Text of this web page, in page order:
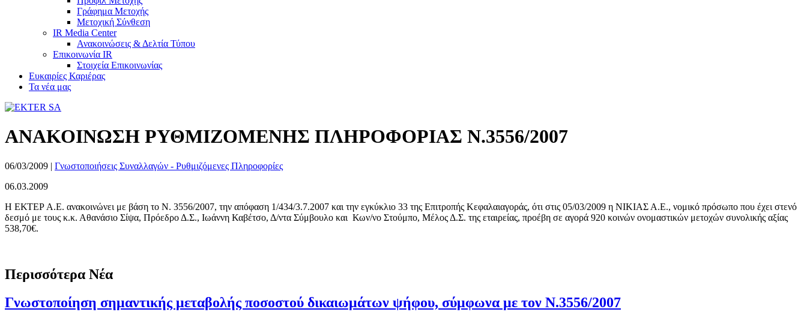
Γράφημα Μετοχής
Μετοχική Σύνθεση
IR Media Center
Ανακοινώσεις & Δελτία Τύπου
Επικοινωνία IR
Στοιχεία Επικοινωνίας
Ευκαιρίες Καριέρας
Τα νέα μας
ΑΝΑΚΟΙΝΩΣΗ ΡΥΘΜΙΖΟΜΕΝΗΣ ΠΛΗΡΟΦΟΡΙΑΣ Ν.3556/2007
06/03/2009 | Γνωστοποιήσεις Συναλλαγών - Ρυθμιζόμενες Πληροφορίες
06.03.2009
Η ΕΚΤΕΡ Α.Ε. ανακοινώνει με βάση το Ν. 3556/2007, την απόφαση 1/434/3.7.2007 και την εγκύκλιο 33 της Επιτροπής Κεφαλαιαγοράς, ότι στις 05/03/2009 η ΝΙΚΙΑΣ Α.Ε., νομικό πρόσωπο που έχει στενό
δεσμό με τους κ.κ. Αθανάσιο Σίψα, Πρόεδρο Δ.Σ., Ιωάννη Καβέτσο, Δ/ντα Σύμβουλο και Κων/νο Στούμπο, Μέλος Δ.Σ. της εταιρείας, προέβη σε αγορά 920 κοινών ονομαστικών μετοχών συνολικής αξίας
538,70€.
Περισσότερα Νέα
Γνωστοποίηση σημαντικής μεταβολής ποσοστού δικαιωμάτων ψήφου, σύμφωνα με τον Ν.3556/2007